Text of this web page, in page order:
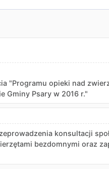
"Programu opieki nad
Gminy Psary w 2016 r."
konsultacji
bezdomnymi oraz